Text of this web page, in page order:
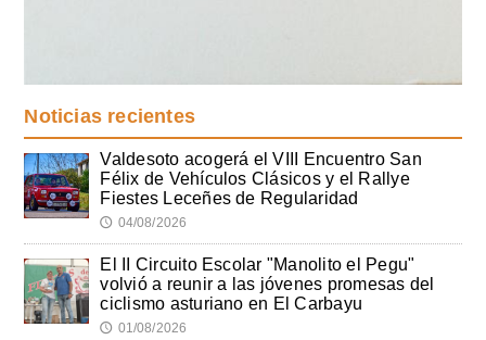
Noticias recientes
Valdesoto acogerá el VIII Encuentro San
Félix de Vehículos Clásicos y el Rallye
Fiestes Leceñes de Regularidad
🕔 04/08/2026
El II Circuito Escolar "Manolito el Pegu"
volvió a reunir a las jóvenes promesas del
ciclismo asturiano en El Carbayu
🕔 01/08/2026